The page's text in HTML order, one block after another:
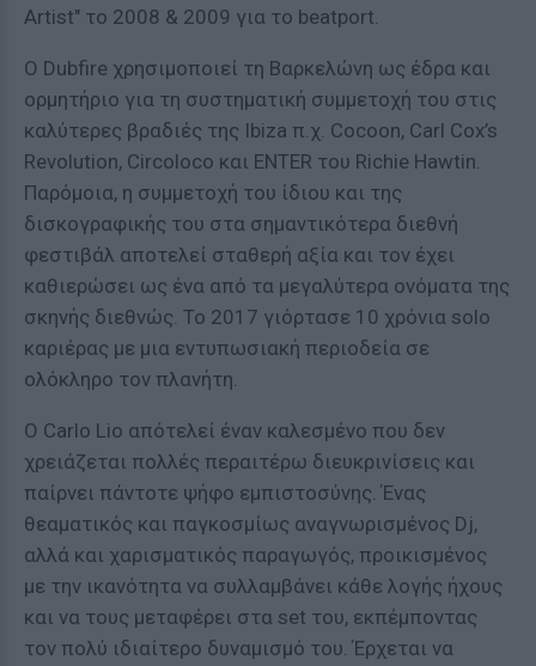
Artist" το 2008 & 2009 για το beatport.
O Dubfire χρησιμοποιεί τη Βαρκελώνη ως έδρα και
ορμητήριο για τη συστηματική συμμετοχή του στις
καλύτερες βραδιές της Ibiza π.χ. Cocoon, Carl Cox’s
Revolution, Circoloco και ENTER του Richie Hawtin.
Παρόμοια, η συμμετοχή του ίδιου και της
δισκογραφικής του στα σημαντικότερα διεθνή
φεστιβάλ αποτελεί σταθερή αξία και τον έχει
καθιερώσει ως ένα από τα μεγαλύτερα ονόματα της
σκηνής διεθνώς. Το 2017 γιόρτασε 10 χρόνια solo
καριέρας με μια εντυπωσιακή περιοδεία σε
ολόκληρο τον πλανήτη.
Ο Carlo Lio απότελεί έναν καλεσμένο που δεν
χρειάζεται πολλές περαιτέρω διευκρινίσεις και
παίρνει πάντοτε ψήφο εμπιστοσύνης. Ένας
θεαματικός και παγκοσμίως αναγνωρισμένος Dj,
αλλά και χαρισματικός παραγωγός, προικισμένος
με την ικανότητα να συλλαμβάνει κάθε λογής ήχους
και να τους μεταφέρει στα set του, εκπέμποντας
τον πολύ ιδιαίτερο δυναμισμό του. Έρχεται να